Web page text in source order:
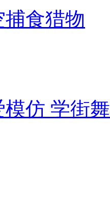
食猎物
仿 学街